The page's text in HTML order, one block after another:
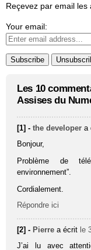
Reçevez par email
Your email:
Les 10
Assises du
[1] -the developer a
Bonjour,
Problème de
environnement”.
Cordialement.
Répondre ici
[2] - Pierre a écrit le
J’ai lu avec